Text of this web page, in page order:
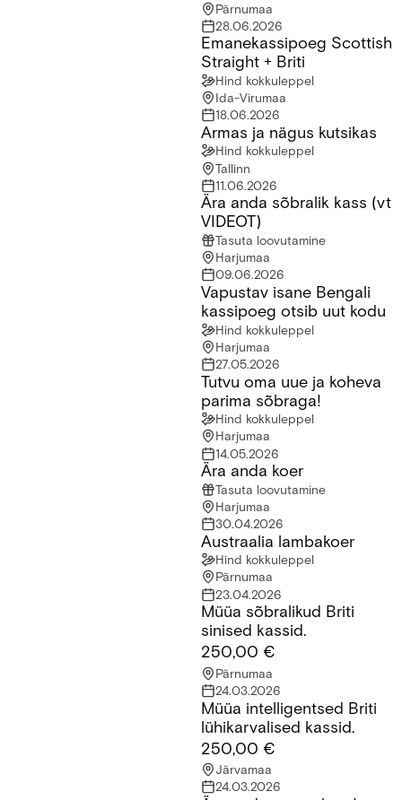
Pärnumaa
28.06.2026
Emanekassipoeg Scottish Straight + BritiEmanekassipoeg Scottish
Straight + Briti
Hind kokkuleppel
Ida-Virumaa
18.06.2026
Armas ja nägus kutsikas
Hind kokkuleppel
Tallinn
11.06.2026
Ära anda sõbralik kass (vt VIDEOT)Ära anda sõbralik kass (vt
VIDEOT)
Tasuta loovutamine
Harjumaa
09.06.2026
Vapustav isane Bengali kassipoeg otsib uut kodu
Vapustav isane Bengali
kassipoeg otsib uut kodu
Hind kokkuleppel
Harjumaa
27.05.2026
Tutvu oma uue ja koheva parima sõbraga!Tutvu oma uue ja koheva
parima sõbraga!
Hind kokkuleppel
Harjumaa
14.05.2026
Ära anda koer
Tasuta loovutamine
Harjumaa
30.04.2026
Austraalia lambakoer
Hind kokkuleppel
Pärnumaa
23.04.2026
Müüa sõbralikud Briti sinised kassid.Müüa sõbralikud Briti
sinised kassid.
250,00 €
Pärnumaa
24.03.2026
Müüa intelligentsed Briti lühikarvalised kassid.
Müüa intelligentsed Briti
lühikarvalised kassid.
250,00 €
Järvamaa
24.03.2026